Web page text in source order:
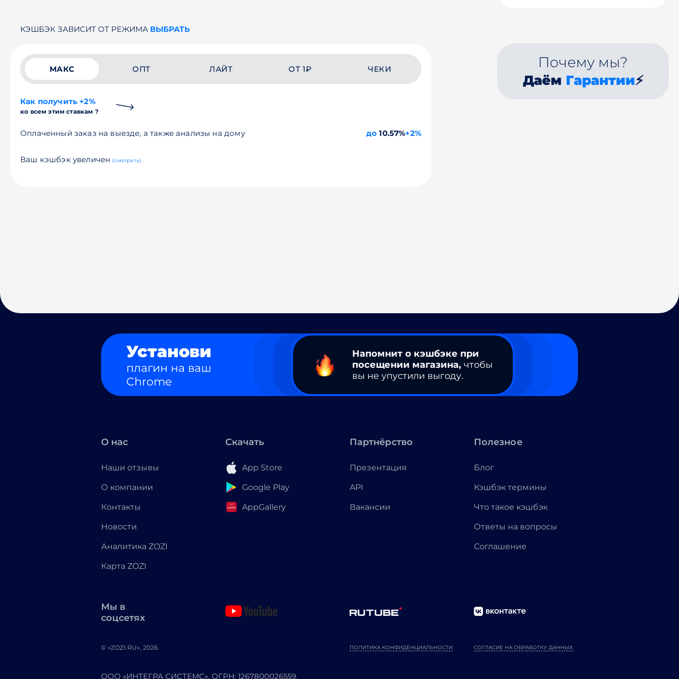
КЭШБЭК ЗАВИСИТ ОТ РЕЖИМА ВЫБРАТЬ
МАКС ОПТ ЛАЙТ ОТ 1₽ ЧЕКИ
Как получить +2%
ко всем этим ставкам ?
Оплаченный заказ на выезде, а также анализы на дому до 10.57%+2%
Ваш кэшбэк увеличен (смотреть)
Почему мы?
Даём Гарантии⚡
Установи
плагин на ваш
Chrome
Напомнит о кэшбэке при
посещении магазина, чтобы
вы не упустили выгоду.
О нас
Наши отзывы
О компании
Контакты
Новости
Аналитика ZOZI
Карта ZOZI
Скачать
App Store
Google Play
AppGallery
Партнёрство
Презентация
API
Вакансии
Полезное
Блог
Кэшбэк термины
Что такое кэшбэк
Ответы на вопросы
Соглашение
Мы в
соцсетях
© «ZOZI.RU», 2026 ПОЛИТИКА КОНФИДЕНЦИАЛЬНОСТИ СОГЛАСИЕ НА ОБРАБОТКУ ДАННЫХ
ООО «ИНТЕГРА СИСТЕМС». ОГРН: 1267800026559.